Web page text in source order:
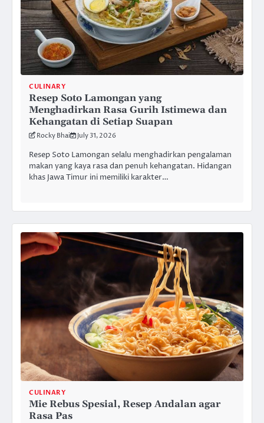
CULINARY
Resep Soto Lamongan yang
Menghadirkan Rasa Gurih Istimewa dan
Kehangatan di Setiap Suapan
Rocky Bhai July 31, 2026
Resep Soto Lamongan selalu menghadirkan pengalaman
makan yang kaya rasa dan penuh kehangatan. Hidangan
khas Jawa Timur ini memiliki karakter…
CULINARY
Mie Rebus Spesial, Resep Andalan agar
Rasa Pas